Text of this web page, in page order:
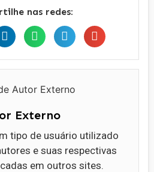
nas redes:
Externo
tipo de usuário utilizado
e suas respectivas
em outros sites.